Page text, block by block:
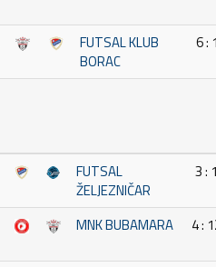
FUTSAL KLUB
BORAC
6 : 1
FUTSAL
ŽELJEZNIČAR
3 : 1
MNK BUBAMARA 4 :